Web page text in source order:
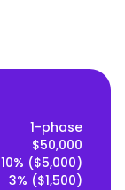
1-phase
$50,000
10% ($5,000)
3% ($1,500)